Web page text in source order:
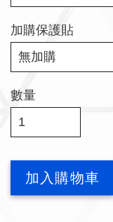
加購保護貼
數量
加入購物車